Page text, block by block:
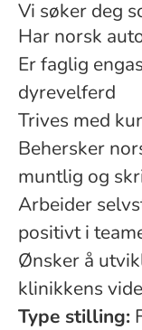
Vi søker deg
Har norsk
Er faglig
dyrevelferd
Trives med
Behersker
muntlig og
Arbeider
positivt i
Ønsker å
klinikkens
Type stilling: